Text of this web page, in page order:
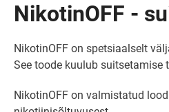
NikotinOFF -
NikotinOFF on spetsiaalselt
See toode kuulub
NikotinOFF on valmistatud